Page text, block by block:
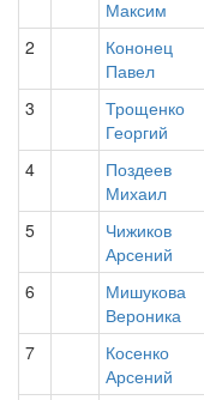
Максим
2
Кононец
Павел
3
Трощенко
Георгий
4
Поздеев
Михаил
5
Чижиков
Арсений
6
Мишукова
Вероника
7
Косенко
Арсений